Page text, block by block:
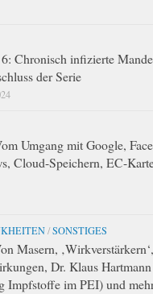
Chronisch infizierte
der Serie
Umgang mit Google,
Cloud-Speichern, EC-
/SONSTIGES
Masern,
Dr. Klaus
Impfstoffe im PEI) und